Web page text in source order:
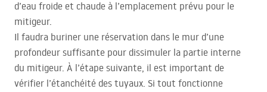
d’eau froide et chaude à l’emplacement prévu pour le
mitigeur.
Il faudra buriner une réservation dans le mur d’une
profondeur suffisante pour dissimuler la partie interne
du mitigeur. À l’étape suivante, il est important de
vérifier l’étanchéité des tuyaux. Si tout fonctionne